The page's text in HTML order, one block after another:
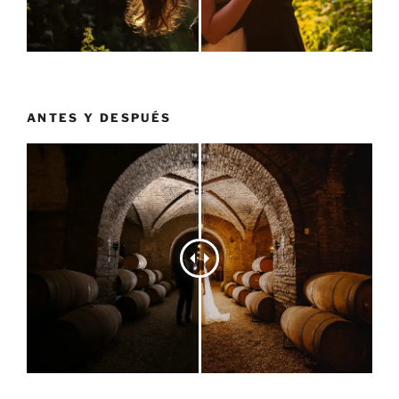
ANTES Y DESPUÉS